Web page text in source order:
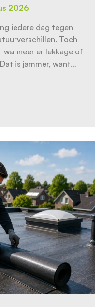
2026
iedere dag tegen
Toch
er lekkage of
is jammer, want…